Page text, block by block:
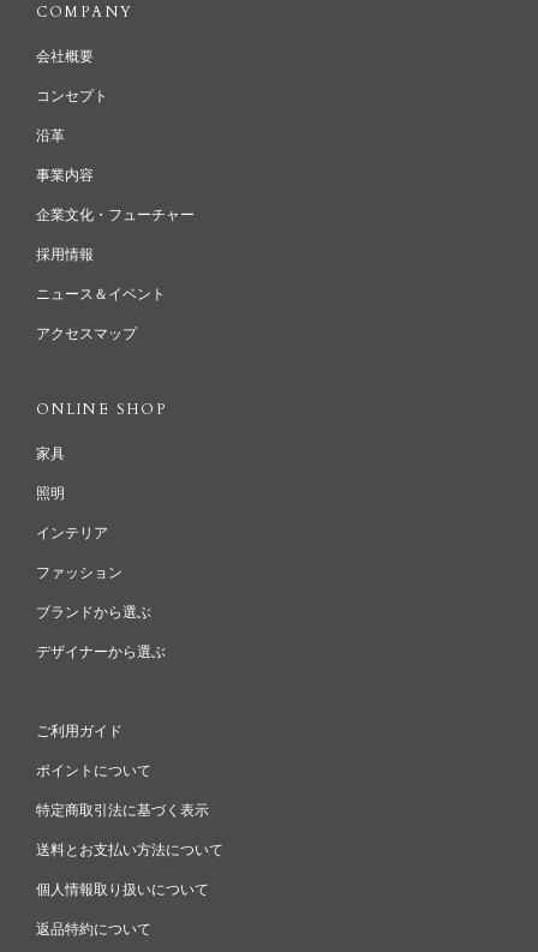
COMPANY
会社概要
コンセプト
沿革
事業内容
企業文化・フューチャー
採用情報
ニュース＆イベント
アクセスマップ
ONLINE SHOP
家具
照明
インテリア
ファッション
ブランドから選ぶ
デザイナーから選ぶ
ご利用ガイド
ポイントについて
特定商取引法に基づく表示
送料とお支払い方法について
個人情報取り扱いについて
返品特約について